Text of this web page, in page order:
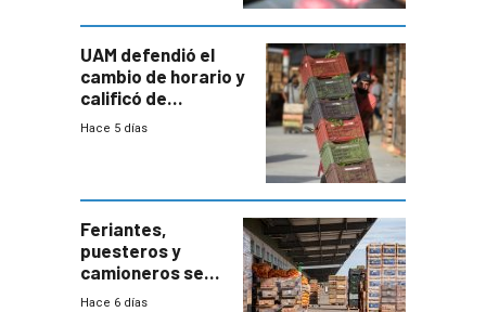
UAM defendió el
cambio de horario y
calificó de
“desproporcionado”
Hace 5 días
Feriantes,
puesteros y
camioneros se
movilizaron en
Hace 6 días